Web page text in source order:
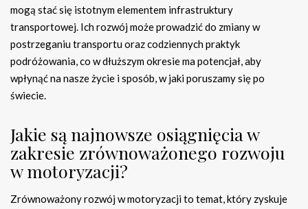
mogą stać się istotnym elementem infrastruktury
transportowej. Ich rozwój może prowadzić do zmiany w
postrzeganiu transportu oraz codziennych praktyk
podróżowania, co w dłuższym okresie ma potencjał, aby
wpłynąć na nasze życie i sposób, w jaki poruszamy się po
świecie.
Jakie są najnowsze osiągnięcia w
zakresie zrównoważonego rozwoju
w motoryzacji?
Zrównoważony rozwój w motoryzacji to temat, który zyskuje